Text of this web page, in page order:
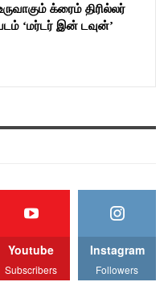
க்ரைம் திரில்லர்
‘மர்டர் இன் டவுன்’
Youtube
Subscribers
Instagram
Followers